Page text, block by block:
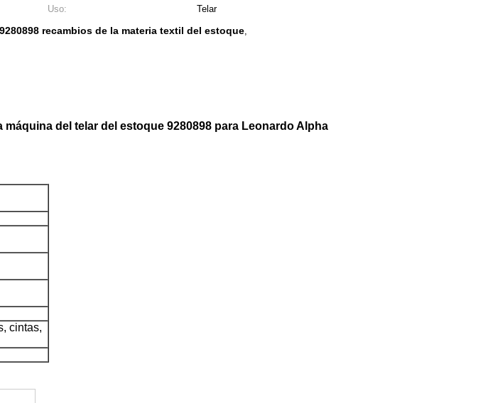
Uso:
Telar
9280898 recambios de la materia textil del estoque,
del telar del estoque 9280898 para Leonardo Alpha
cintas,